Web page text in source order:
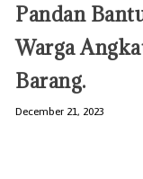
Pandan
Warga
Barang.
December 21, 2023